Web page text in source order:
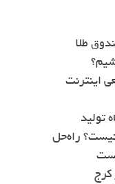
طلا
اینترنت
تولید
راه‌حل